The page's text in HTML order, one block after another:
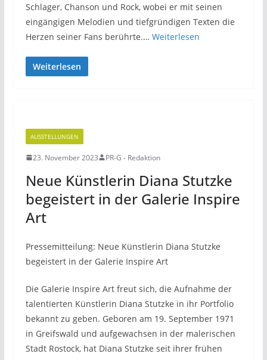
Schlager, Chanson und Rock, wobei er mit seinen
eingängigen Melodien und tiefgründigen Texten die
Herzen seiner Fans berührte.… Weiterlesen
Weiterlesen
AUSSTELLUNGEN
23. November 2023 PR-G - Redaktion
Neue Künstlerin Diana Stutzke
begeistert in der Galerie Inspire
Art
Pressemitteilung: Neue Künstlerin Diana Stutzke
begeistert in der Galerie Inspire Art
Die Galerie Inspire Art freut sich, die Aufnahme der
talentierten Künstlerin Diana Stutzke in ihr Portfolio
bekannt zu geben. Geboren am 19. September 1971
in Greifswald und aufgewachsen in der malerischen
Stadt Rostock, hat Diana Stutzke seit ihrer frühen